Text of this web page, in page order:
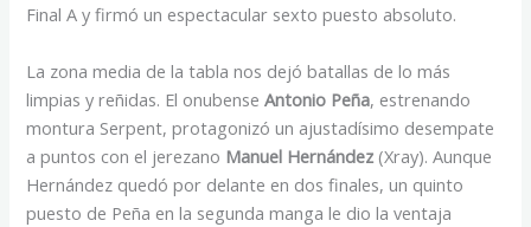
Final A y firmó un espectacular sexto puesto absoluto.
La zona media de la tabla nos dejó batallas de lo más
limpias y reñidas. El onubenseAntonio Peña, estrenando
montura Serpent, protagonizó un ajustadísimo desempate
a puntos con el jerezano Manuel Hernández (Xray). Aunque
Hernández quedó por delante en dos finales, un quinto
puesto de Peña en la segunda manga le dio la ventaja